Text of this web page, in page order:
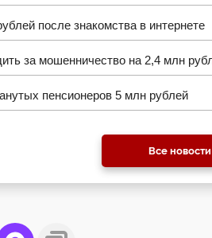
после знакомства в интернете
за мошенничество на 2,4 млн
пенсионеров 5 млн рублей
Все